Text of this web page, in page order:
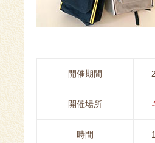
開催期間
開催場所
時間